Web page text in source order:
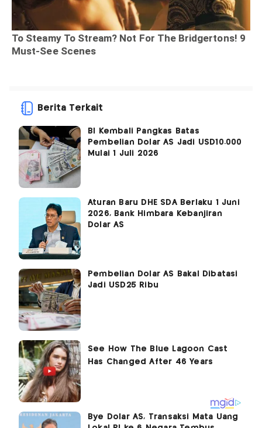
Berita Terkait
BI Kembali Pangkas Batas
Pembelian Dolar AS Jadi USD10.000
Mulai 1 Juli 2026
Aturan Baru DHE SDA Berlaku 1 Juni
2026, Bank Himbara Kebanjiran
Dolar AS
Pembelian Dolar AS Bakal Dibatasi
Jadi USD25 Ribu
Bye Dolar AS, Transaksi Mata Uang